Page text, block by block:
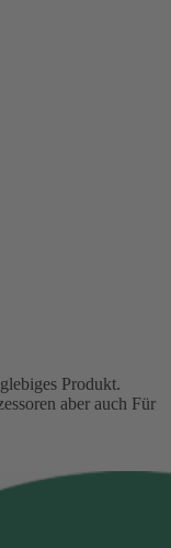
Produkt.
aber auch Für